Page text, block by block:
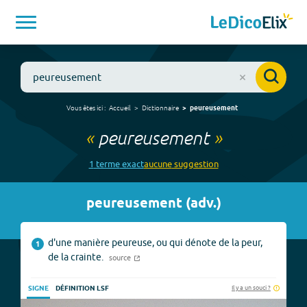
Vous êtes ici : Accueil Dictionnaire peureusement
« peureusement»
1 termeexactaucunesuggestion
peureusement(adv.)
1
d'une manière peureuse, ou qui dénote de la peur,
de la crainte.
source
SIGNE DÉFINITION LSF Il y a un souci ?